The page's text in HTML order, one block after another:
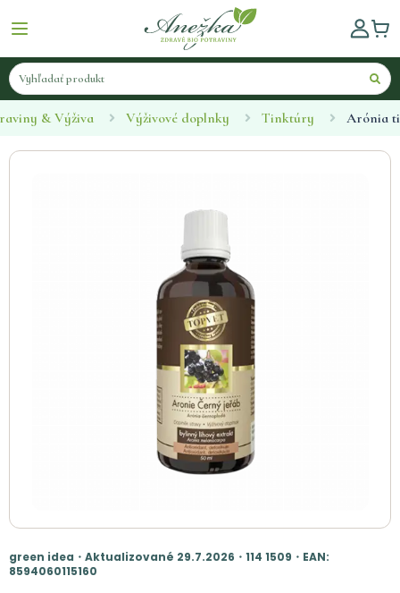
& Výživa Výživové doplnky Tinktúry Arónia
green idea・Aktualizované 29.7.2026・114 1509・EAN:
8594060115160